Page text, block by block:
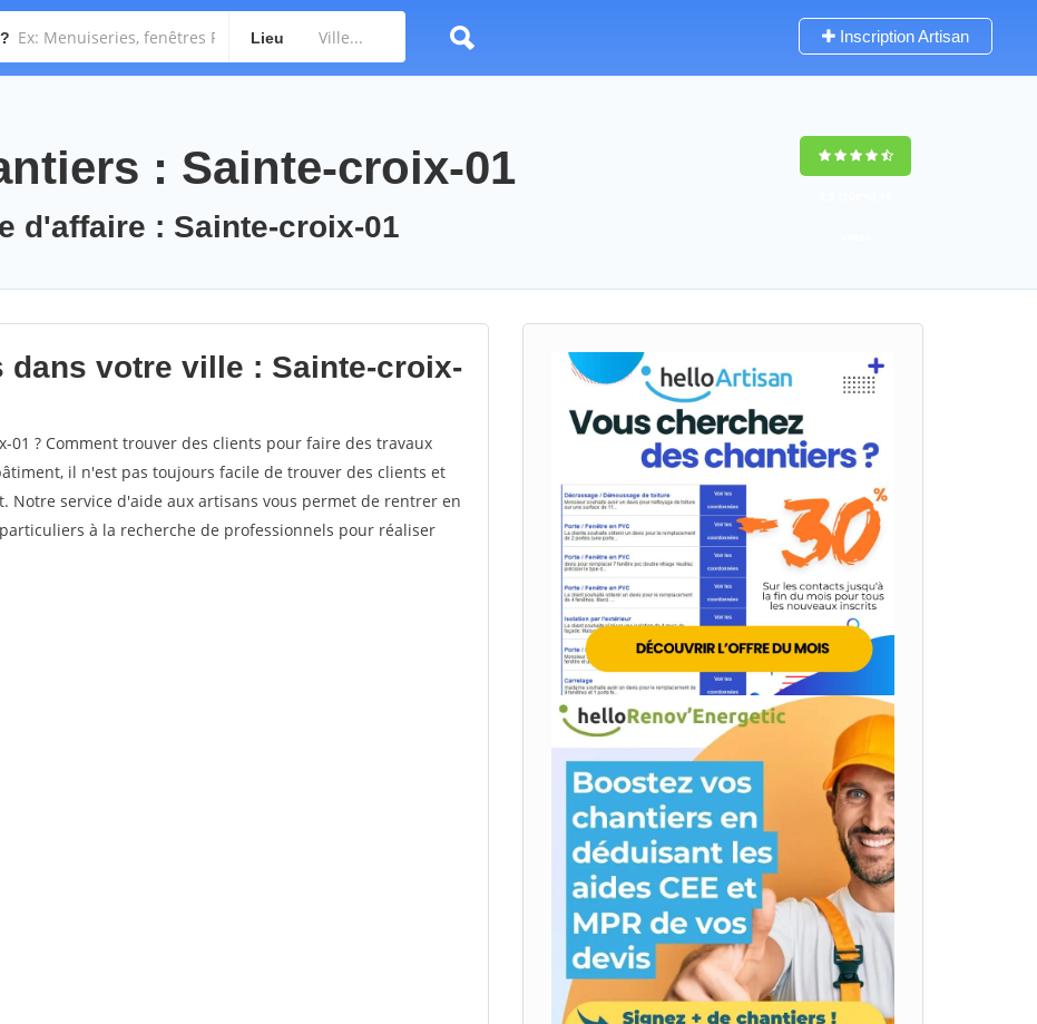
Lieu Inscription Artisan
: Sainte-croix-01
d'affaire : Sainte-croix-01
dans votre ville : Sainte-croix-
01 ? Comment trouver des clients pour faire des travaux
il n'est pas toujours facile de trouver des clients et
service d'aide aux artisans vous permet de rentrer en
à la recherche de professionnels pour réaliser